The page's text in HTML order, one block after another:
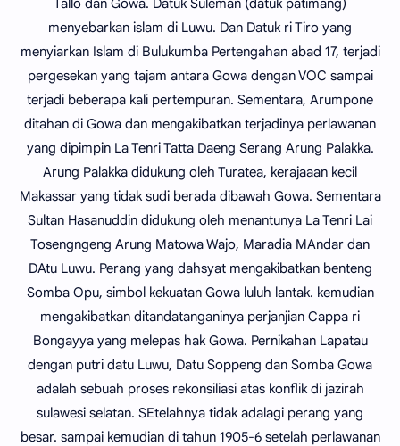
Tallo dan Gowa. Datuk Suleman (datuk patimang)
menyebarkan islam di Luwu. Dan Datuk ri Tiro yang
menyiarkan Islam di Bulukumba Pertengahan abad 17, terjadi
pergesekan yang tajam antara Gowa dengan VOC sampai
terjadi beberapa kali pertempuran. Sementara, Arumpone
ditahan di Gowa dan mengakibatkan terjadinya perlawanan
yang dipimpin La Tenri Tatta Daeng Serang Arung Palakka.
Arung Palakka didukung oleh Turatea, kerajaaan kecil
Makassar yang tidak sudi berada dibawah Gowa. Sementara
Sultan Hasanuddin didukung oleh menantunya La Tenri Lai
Tosengngeng Arung Matowa Wajo, Maradia MAndar dan
DAtu Luwu. Perang yang dahsyat mengakibatkan benteng
Somba Opu, simbol kekuatan Gowa luluh lantak. kemudian
mengakibatkan ditandatanganinya perjanjian Cappa ri
Bongayya yang melepas hak Gowa. Pernikahan Lapatau
dengan putri datu Luwu, Datu Soppeng dan Somba Gowa
adalah sebuah proses rekonsiliasi atas konflik di jazirah
sulawesi selatan. SEtelahnya tidak adalagi perang yang
besar. sampai kemudian di tahun 1905-6 setelah perlawanan